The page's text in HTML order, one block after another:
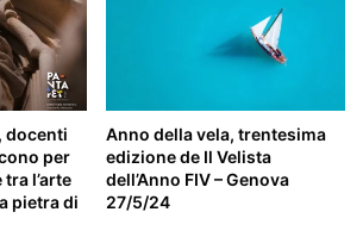
docenti
per
l’arte
pietra di
Anno della vela, trentesima
edizione de Il Velista
dell’Anno FIV – Genova
27/5/24